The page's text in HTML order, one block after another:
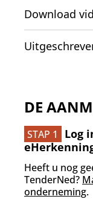
Download
DE
STAP 1
Log
Heeft u nog
TenderNed?
onderneming.